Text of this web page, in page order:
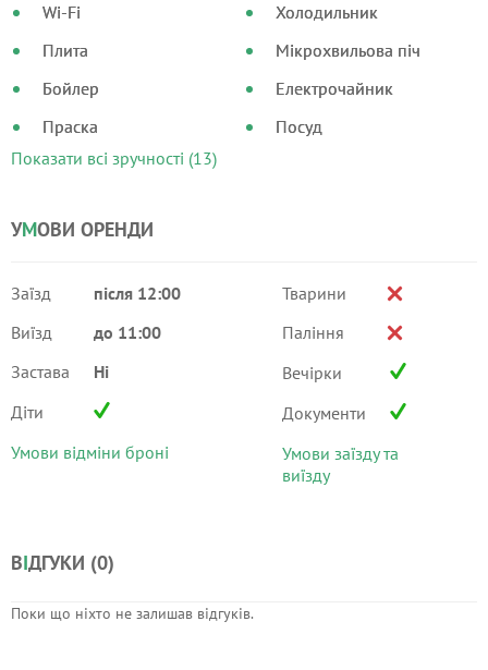
Wi-Fi
Плита
Бойлер
Праска
Холодильник
Мікрохвильова піч
Електрочайник
Посуд
Показати всі зручності (13)
УМОВИ ОРЕНДИ
Заїзд
після 12:00
Виїзд
до 11:00
Застава
Ні
Діти
Умови відміни броні
Тварини
Паління
Вечірки
Документи
Умови заїзду та
виїзду
ВІДГУКИ (0)
Поки що ніхто не залишав відгуків.